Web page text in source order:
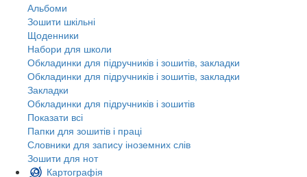
Альбоми
Зошити шкільні
Щоденники
Набори для школи
Обкладинки для підручників і зошитів, закладки
Обкладинки для підручників і зошитів, закладки
Закладки
Обкладинки для підручників і зошитів
Показати всі
Папки для зошитів і праці
Словники для запису іноземних слів
Зошити для нот
Картографія